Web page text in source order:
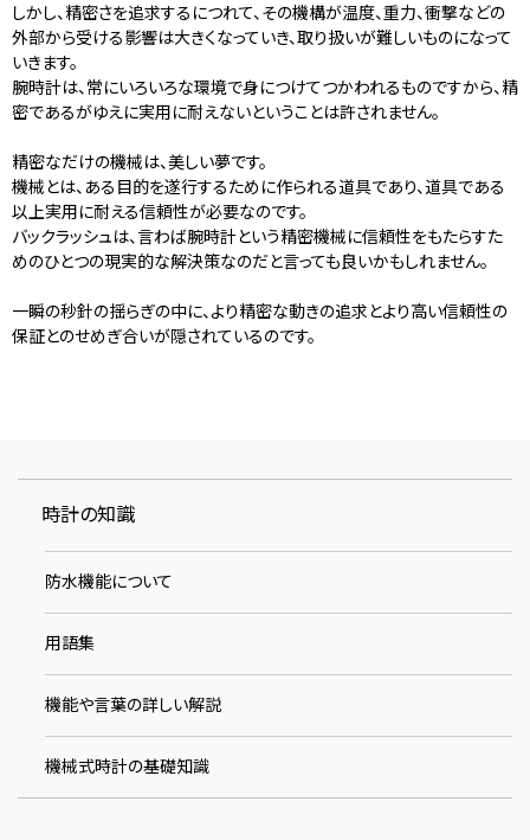
しかし、精密さを追求するにつれて、その機構が温度、重力、衝撃などの
外部から受ける影響は大きくなっていき、取り扱いが難しいものになって
いきます。
腕時計は、常にいろいろな環境で身につけてつかわれるものですから、精
密であるがゆえに実用に耐えないということは許されません。
精密なだけの機械は、美しい夢です。
機械とは、ある目的を遂行するために作られる道具であり、道具である
以上実用に耐える信頼性が必要なのです。
バックラッシュは、言わば腕時計という精密機械に信頼性をもたらすた
めのひとつの現実的な解決策なのだと言っても良いかもしれません。
一瞬の秒針の揺らぎの中に、より精密な動きの追求とより高い信頼性の
保証とのせめぎ合いが隠されているのです。
時計の知識
防水機能について
用語集
機能や言葉の詳しい解説
機械式時計の基礎知識